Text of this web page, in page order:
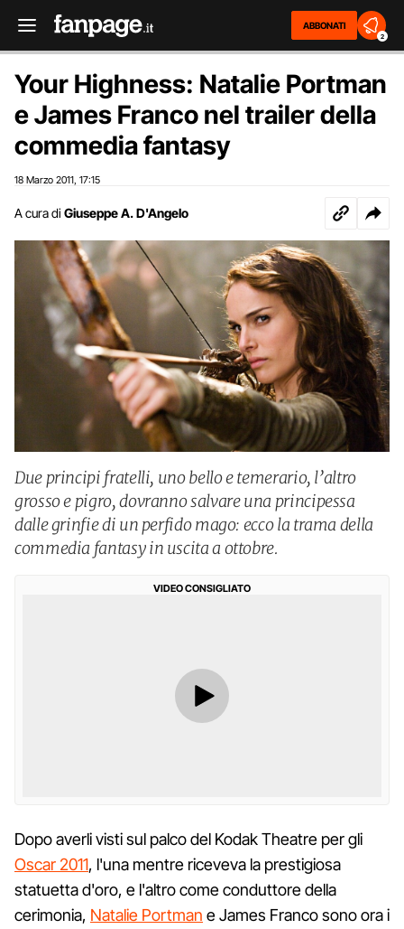
ABBONATI
2
Your Highness: Natalie Portman
e James Franco nel trailer della
commedia fantasy
18 Marzo 2011 17:15
A cura di Giuseppe A. D'Angelo
Due principi fratelli, uno bello e temerario, l’altro
grosso e pigro, dovranno salvare una principessa
dalle grinfie di un perfido mago: ecco la trama della
commedia fantasy in uscita a ottobre.
VIDEO CONSIGLIATO
Dopo averli visti sul palco del Kodak Theatre per gli
Oscar 2011, l'una mentre riceveva la prestigiosa
statuetta d'oro, e l'altro come conduttore della
cerimonia, Natalie Portman e James Franco sono ora i